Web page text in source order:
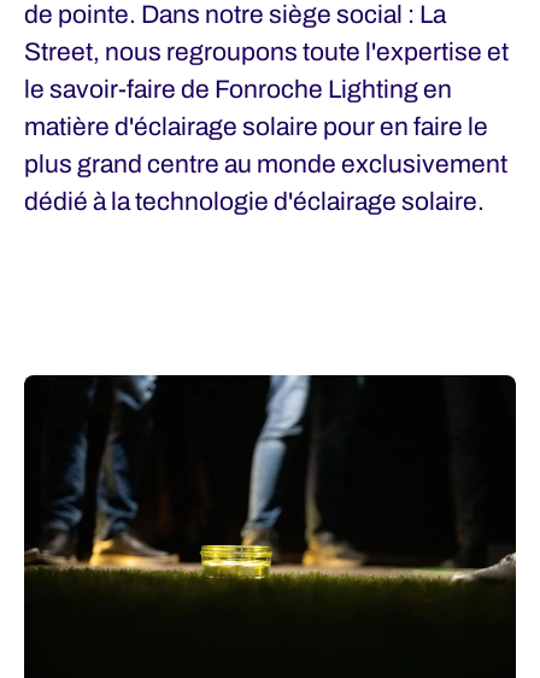
de pointe. Dans notre siège social : La
Street, nous regroupons toute l'expertise et
le savoir-faire de Fonroche Lighting en
matière d'éclairage solaire pour en faire le
plus grand centre au monde exclusivement
dédié à la technologie d'éclairage solaire.